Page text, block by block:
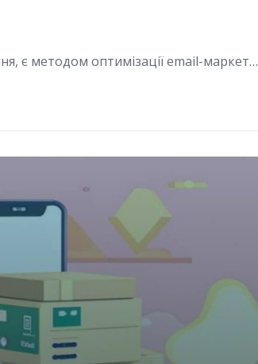
є методом оптимізації email-маркет…